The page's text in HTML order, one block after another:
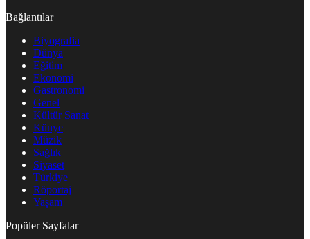
Bağlantılar
Biyografia
Dünya
Eğitim
Ekonomi
Gastronomi
Genel
Kültür Sanat
Künye
Müzik
Sağlık
Siyaset
Türkiye
Röportaj
Yaşam
Popüler Sayfalar